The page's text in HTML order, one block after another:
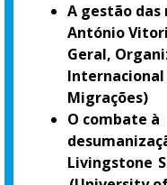
A gestão das
António
Geral,
Internacional
Migrações)
O combate à
Livingstone